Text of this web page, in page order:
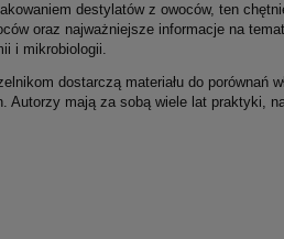
destylatów z owoców, ten
oraz najważniejsze informacje na
i mikrobiologii.
dostarczą materiału do porównań
mają za sobą wiele lat praktyki,